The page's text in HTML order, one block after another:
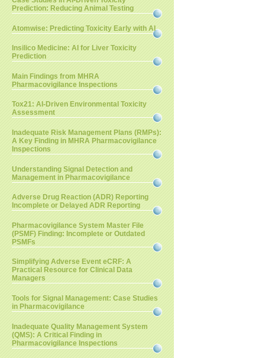
Prediction: Reducing Animal Testing
Atomwise: Predicting Toxicity Early with AI
Insilico Medicine: AI for Liver Toxicity
Prediction
Main Findings from MHRA
Pharmacovigilance Inspections
Tox21: AI-Driven Environmental Toxicity
Assessment
Inadequate Risk Management Plans (RMPs):
A Key Finding in MHRA Pharmacovigilance
Inspections
Understanding Signal Detection and
Management in Pharmacovigilance
Adverse Drug Reaction (ADR) Reporting
Incomplete or Delayed ADR Reporting
Pharmacovigilance System Master File
(PSMF) Finding: Incomplete or Outdated
PSMFs
Simplifying Adverse Event eCRF: A
Practical Resource for Clinical Data
Managers
Tools for Signal Management: Case Studies
in Pharmacovigilance
Inadequate Quality Management System
(QMS): A Critical Finding in
Pharmacovigilance Inspections